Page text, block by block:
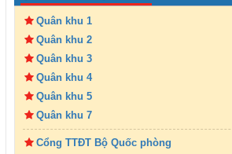
Quân khu 1
Quân khu 2
Quân khu 3
Quân khu 4
Quân khu 5
Quân khu 7
Cổng TTĐT Bộ Quốc phòng